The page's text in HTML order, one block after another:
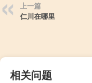
上一篇
仁川在哪里
相关问题